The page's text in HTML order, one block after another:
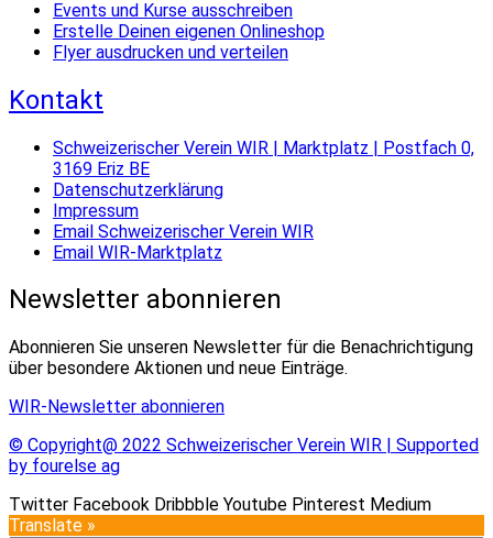
Events und Kurse ausschreiben
Erstelle Deinen eigenen Onlineshop
Flyer ausdrucken und verteilen
Kontakt
Schweizerischer Verein WIR | Marktplatz | Postfach 0,
3169 Eriz BE
Datenschutzerklärung
Impressum
Email Schweizerischer Verein WIR
Email WIR-Marktplatz
Newsletter abonnieren
Abonnieren Sie unseren Newsletter für die Benachrichtigung
über besondere Aktionen und neue Einträge.
WIR-Newsletter abonnieren
© Copyright@ 2022 Schweizerischer Verein WIR | Supported
by fourelse ag
Twitter Facebook Dribbble Youtube Pinterest Medium
Translate »